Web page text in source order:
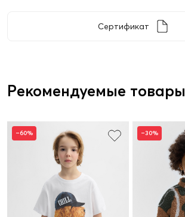
Сертификат
Рекомендуемые товары
–60% –30%